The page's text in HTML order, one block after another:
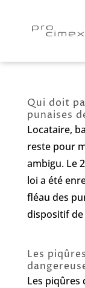
Qui doit
punaises
Locataire,
reste pour
ambigu. Le
loi a été
fléau des
dispositif
Les
Les piqûres